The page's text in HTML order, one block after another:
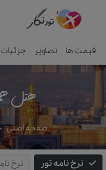
قیمت ها تصاویر جزئیات
هتل
صفحه اصلی
نرخ نامه تور نرخ